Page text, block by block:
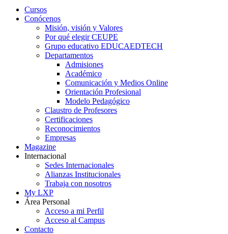
Cursos
Conócenos
Misión, visión y Valores
Por qué elegir CEUPE
Grupo educativo EDUCAEDTECH
Departamentos
Admisiones
Académico
Comunicación y Medios Online
Orientación Profesional
Modelo Pedagógico
Claustro de Profesores
Certificaciones
Reconocimientos
Empresas
Magazine
Internacional
Sedes Internacionales
Alianzas Institucionales
Trabaja con nosotros
My LXP
Área Personal
Acceso a mi Perfil
Acceso al Campus
Contacto